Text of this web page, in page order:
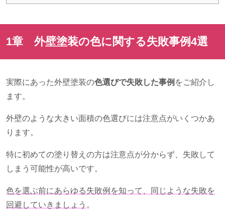
1章 外壁塗装の色に関する失敗事例4選
実際にあった外壁塗装の色選びで失敗した事例 をご紹介し
ます。
外壁のような大きい面積の色選びには注意点がいくつかあ
ります。
特に初めての塗り替えの方は注意点が分からず、失敗して
しまう可能性が高いです。
色を選ぶ前にあらゆる失敗例を知って、同じような失敗を
回避していきましょう 。